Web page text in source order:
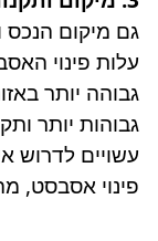
גם מיקום הנכס
עלות פינוי
גבוהה יותר
גבוהות יותר
עשויים לדרוש
פינוי אסבסט,